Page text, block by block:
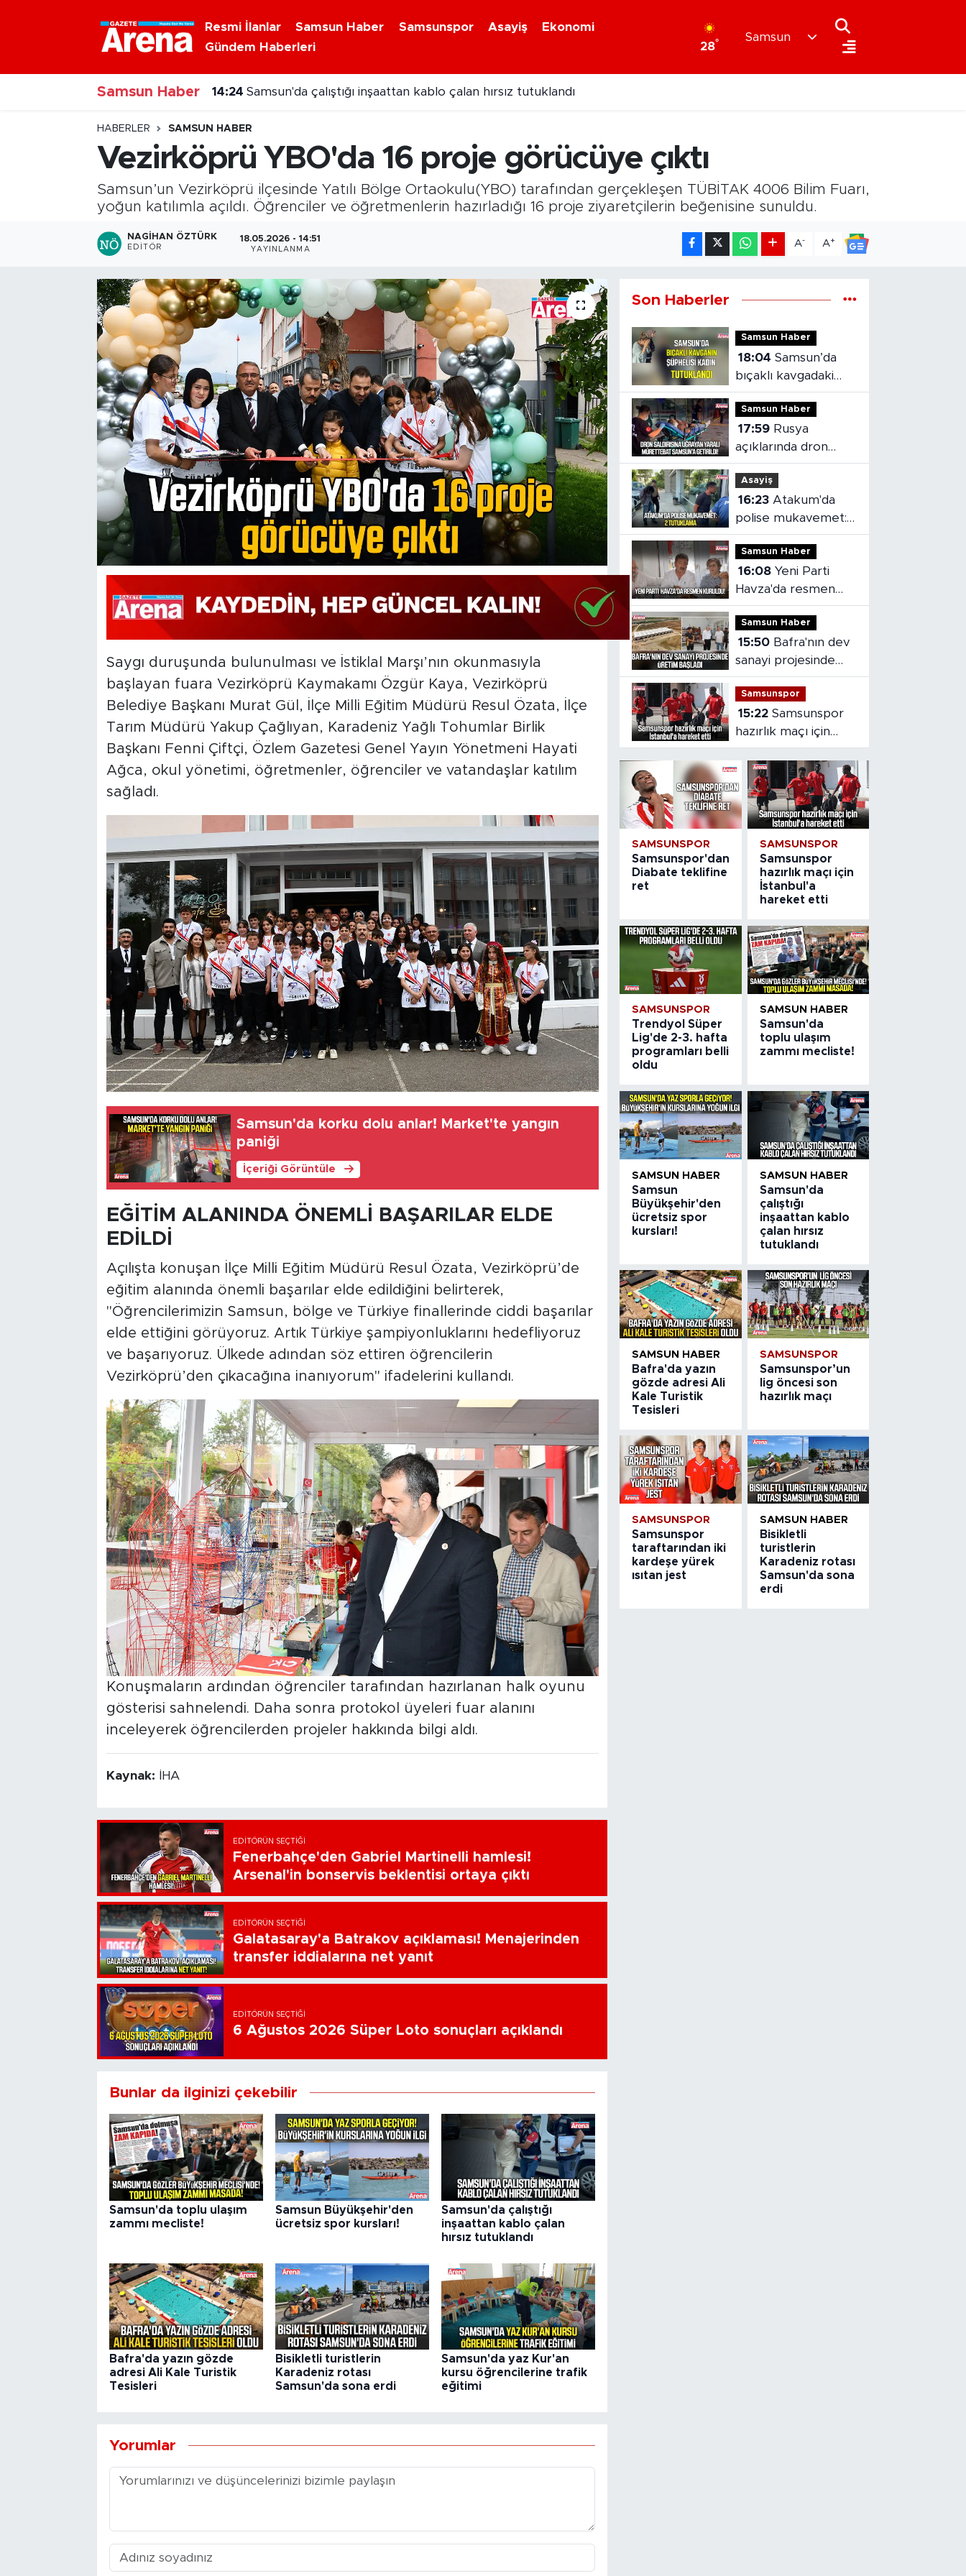
Resmi İlanlar Samsun Haber Samsunspor Asayiş
Ekonomi
Gündem Haberleri
28°
Samsun
Samsun Haber 14:24 Samsun'da çalıştığı inşaattan kablo çalan hırsız tutuklandı
14:19 Bafra'da yazın gözde adresi Ali Kale Turistik Tesisleri
HABERLER SAMSUN HABER
Vezirköprü YBO'da 16 proje görücüye çıktı
Samsun’un Vezirköprü ilçesinde Yatılı Bölge Ortaokulu(YBO) tarafından gerçekleşen TÜBİTAK 4006 Bilim Fuarı,
yoğun katılımla açıldı. Öğrenciler ve öğretmenlerin hazırladığı 16 proje ziyaretçilerin beğenisine sunuldu.
NAGIHAN ÖZTÜRK
EDITÖR
18.05.2026 - 14:51
YAYINLANMA
A- A+
Saygı duruşunda bulunulması ve İstiklal Marşı’nın okunmasıyla
başlayan fuara Vezirköprü Kaymakamı Özgür Kaya, Vezirköprü
Belediye Başkanı Murat Gül, İlçe Milli Eğitim Müdürü Resul Özata, İlçe
Tarım Müdürü Yakup Çağlıyan, Karadeniz Yağlı Tohumlar Birlik
Başkanı Fenni Çiftçi, Özlem Gazetesi Genel Yayın Yönetmeni Hayati
Ağca, okul yönetimi, öğretmenler, öğrenciler ve vatandaşlar katılım
sağladı.
Samsun'da korku dolu anlar! Market'te yangın
paniği
İçeriği Görüntüle
EĞİTİM ALANINDA ÖNEMLİ BAŞARILAR ELDE
EDİLDİ
Açılışta konuşan İlçe Milli Eğitim Müdürü Resul Özata, Vezirköprü’de
eğitim alanında önemli başarılar elde edildiğini belirterek,
"Öğrencilerimizin Samsun, bölge ve Türkiye finallerinde ciddi başarılar
elde ettiğini görüyoruz. Artık Türkiye şampiyonluklarını hedefliyoruz
ve başarıyoruz. Ülkede adından söz ettiren öğrencilerin
Vezirköprü’den çıkacağına inanıyorum" ifadelerini kullandı.
Konuşmaların ardından öğrenciler tarafından hazırlanan halk oyunu
gösterisi sahnelendi. Daha sonra protokol üyeleri fuar alanını
inceleyerek öğrencilerden projeler hakkında bilgi aldı.
Kaynak: İHA
EDITÖRÜN SEÇTIĞI
Fenerbahçe'den Gabriel Martinelli hamlesi!
Arsenal'in bonservis beklentisi ortaya çıktı
EDITÖRÜN SEÇTIĞI
Galatasaray'a Batrakov açıklaması! Menajerinden
transfer iddialarına net yanıt
EDITÖRÜN SEÇTIĞI
6 Ağustos 2026 Süper Loto sonuçları açıklandı
Bunlar da ilginizi çekebilir
Samsun'da toplu ulaşım
zammı mecliste!
Samsun Büyükşehir'den
ücretsiz spor kursları!
Samsun'da çalıştığı
inşaattan kablo çalan
hırsız tutuklandı
Bafra'da yazın gözde
adresi Ali Kale Turistik
Tesisleri
Bisikletli turistlerin
Karadeniz rotası
Samsun'da sona erdi
Samsun'da yaz Kur'an
kursu öğrencilerine trafik
eğitimi
Yorumlar
Son Haberler
Samsun Haber
18:04 Samsun’da
bıçaklı kavgadaki
kadın şüpheli
tutuklandı
Samsun Haber
17:59
açıklarında dron
saldırısı: Yaralı
mürettebat
Samsun'a getirildi
Asayiş
16:23 Atakum'da
polise mukavemet:
2 tutuklama
Samsun Haber
16:08
Havza'da resmen
kuruldu
Samsun Haber
15:50
sanayi projesinde
üretim başladı
Samsunspor
15:22 Samsunspor
hazırlık maçı için
İstanbul'a hareket
etti
SAMSUNSPOR
Samsunspor'dan
Diabate teklifine
ret
SAMSUNSPOR
Samsunspor
hazırlık maçı için
İstanbul'a
hareket etti
SAMSUNSPOR
Trendyol Süper
Lig'de 2-3. hafta
programları belli
oldu
SAMSUN HABER
Samsun'da
toplu ulaşım
zammı mecliste!
SAMSUN HABER
Samsun
Büyükşehir'den
ücretsiz spor
kursları!
SAMSUN HABER
Samsun'da
çalıştığı
inşaattan kablo
çalan hırsız
tutuklandı
SAMSUN HABER
Bafra'da yazın
gözde adresi Ali
Kale Turistik
Tesisleri
SAMSUNSPOR
Samsunspor’un
lig öncesi son
hazırlık maçı
SAMSUNSPOR
Samsunspor
taraftarından iki
kardeşe yürek
ısıtan jest
SAMSUN HABER
Bisikletli
turistlerin
Karadeniz rotası
Samsun'da sona
erdi
Nöbetçi Eczaneler
Hava Durumu
Samsun Namaz Vakitleri
Trafik Durumu
Süper Lig Puan Durumu ve Fikstür
Tüm Manşetler
Haber Arşivi